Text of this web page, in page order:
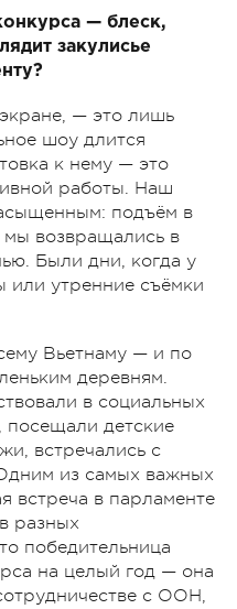
— блеск,
закулисье
— это лишь
шоу длится
к нему — это
работы. Наш
подъём в
мы возвращались в
Были дни, когда у
или утренние съёмки
Вьетнаму — и по
деревням.
в социальных
посещали детские
встречались с
из самых важных
встреча в парламенте
разных
победительница
на целый год — она
с ООН,